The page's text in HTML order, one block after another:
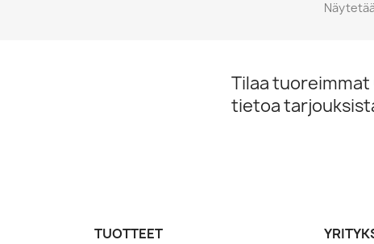
Tilaa
tietoa
TUOTTEET